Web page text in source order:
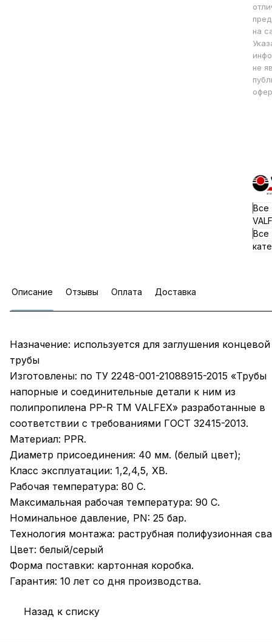
на
не
Все
Все
Описание Отзывы Оплата Доставка
Назначение: используется для заглушения
трубы
Изготовлены: по ТУ 2248-001-21088915-2015 «Трубы
напорные и соединительные детали к ним из
полипропилена PP-R ТМ VALFEX» разработанные в
соответствии с требованиями ГОСТ 32415-2013.
Материал: PPR.
Диаметр присоединения: 40 мм. (белый цвет);
Класс эксплуатации: 1,2,4,5, ХВ.
Рабочая температура: 80 С.
Максимальная рабочая температура: 90 С.
Номинальное давление, PN: 25 бар.
Технология монтажа: раструбная полифузионная
Цвет: белый/серый
Форма поставки: картонная коробка.
Гарантия: 10 лет со дня производства.
Назад к списку